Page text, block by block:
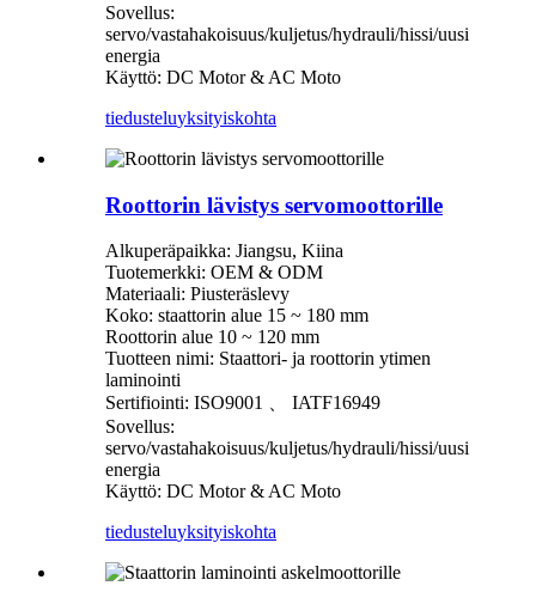
Sovellus:
servo/vastahakoisuus/kuljetus/hydrauli/hissi/uusi
energia
Käyttö: DC Motor & AC Moto
tiedusteluyksityiskohta
Roottorin lävistys servomoottorille
Alkuperäpaikka: Jiangsu, Kiina
Tuotemerkki: OEM & ODM
Materiaali: Piusteräslevy
Koko: staattorin alue 15 ~ 180 mm
Roottorin alue 10 ~ 120 mm
Tuotteen nimi: Staattori- ja roottorin ytimen
laminointi
Sertifiointi: ISO9001 、 IATF16949
Sovellus:
servo/vastahakoisuus/kuljetus/hydrauli/hissi/uusi
energia
Käyttö: DC Motor & AC Moto
tiedusteluyksityiskohta